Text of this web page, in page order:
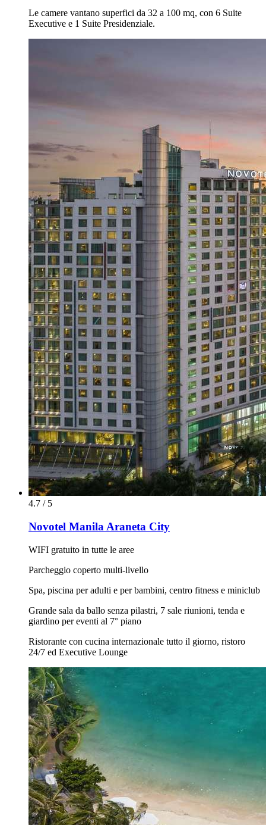
Le camere vantano superfici da 32 a 100 mq, con 6 Suite
Executive e 1 Suite Presidenziale.
4.7 / 5
Novotel Manila Araneta City
WIFI gratuito in tutte le aree
Parcheggio coperto multi-livello
Spa, piscina per adulti e per bambini, centro fitness e miniclub
Grande sala da ballo senza pilastri, 7 sale riunioni, tenda e
giardino per eventi al 7° piano
Ristorante con cucina internazionale tutto il giorno, ristoro
24/7 ed Executive Lounge